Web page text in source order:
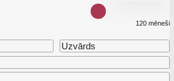
120 mēneši